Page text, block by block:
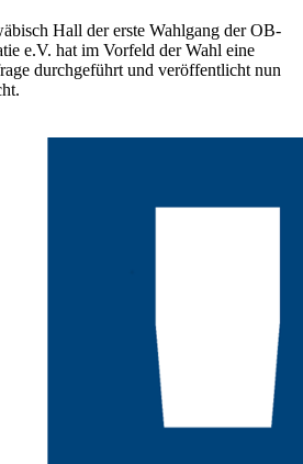
Hall der erste Wahlgang der OB-
e.V. hat im Vorfeld der Wahl eine
durchgeführt und veröffentlicht nun